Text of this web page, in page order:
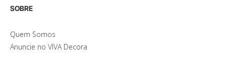
SOBRE
Quem Somos
Anuncie no VIVA Decora